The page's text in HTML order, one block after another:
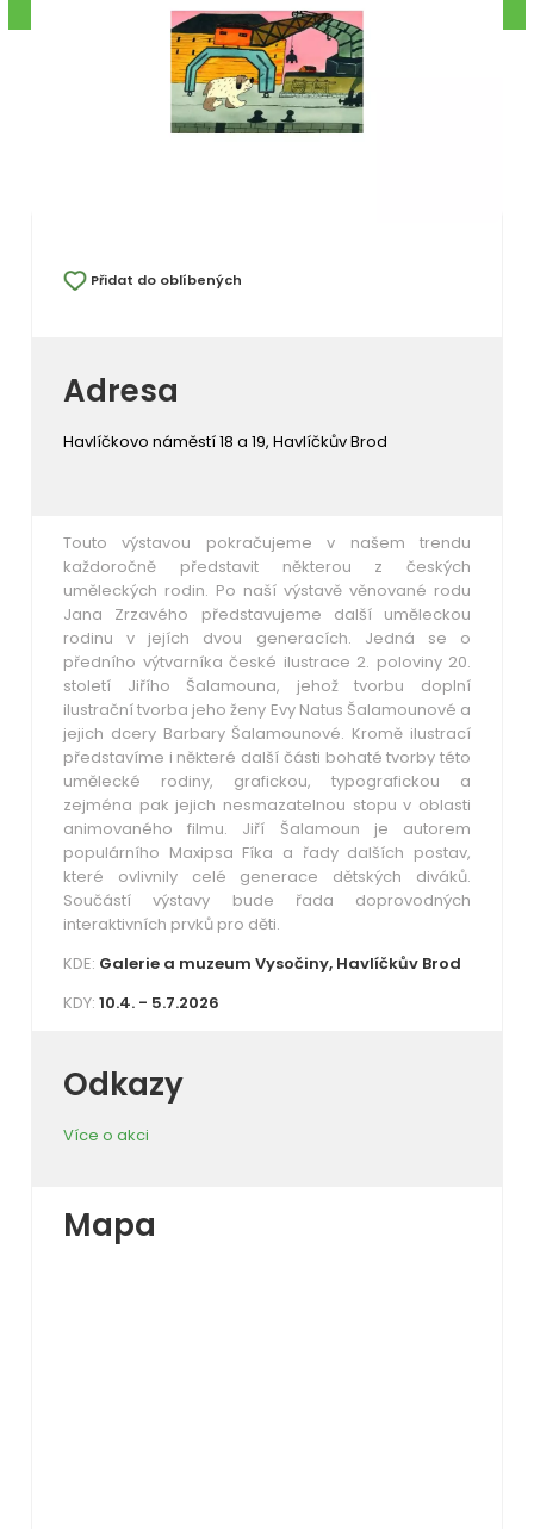
Přidat do oblíbených
Adresa
Havlíčkovo náměstí 18 a 19, Havlíčkův Brod
Touto výstavou pokračujeme v našem trendu
každoročně představit některou z českých
uměleckých rodin. Po naší výstavě věnované rodu
Jana Zrzavého představujeme další uměleckou
rodinu v jejích dvou generacích. Jedná se o
předního výtvarníka české ilustrace 2. poloviny 20.
století Jiřího Šalamouna, jehož tvorbu doplní
ilustrační tvorba jeho ženy Evy Natus Šalamounové a
jejich dcery Barbary Šalamounové. Kromě ilustrací
představíme i některé další části bohaté tvorby této
umělecké rodiny, grafickou, typografickou a
zejména pak jejich nesmazatelnou stopu v oblasti
animovaného filmu. Jiří Šalamoun je autorem
populárního Maxipsa Fíka a řady dalších postav,
které ovlivnily celé generace dětských diváků.
Součástí výstavy bude řada doprovodných
interaktivních prvků pro děti.
KDE: Galerie a muzeum Vysočiny, Havlíčkův Brod
KDY: 10.4. - 5.7.2026
Odkazy
Více o akci
Mapa